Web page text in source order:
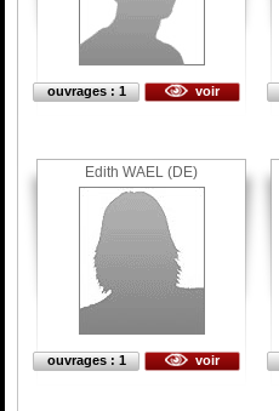
ouvrages : 1 voir
Edith WAEL (DE)
ouvrages : 1 voir